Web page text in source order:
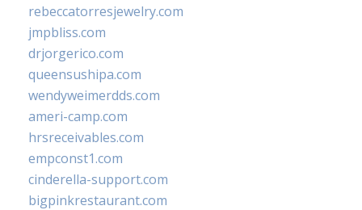
rebeccatorresjewelry.com
jmpbliss.com
drjorgerico.com
queensushipa.com
wendyweimerdds.com
ameri-camp.com
hrsreceivables.com
empconst1.com
cinderella-support.com
bigpinkrestaurant.com